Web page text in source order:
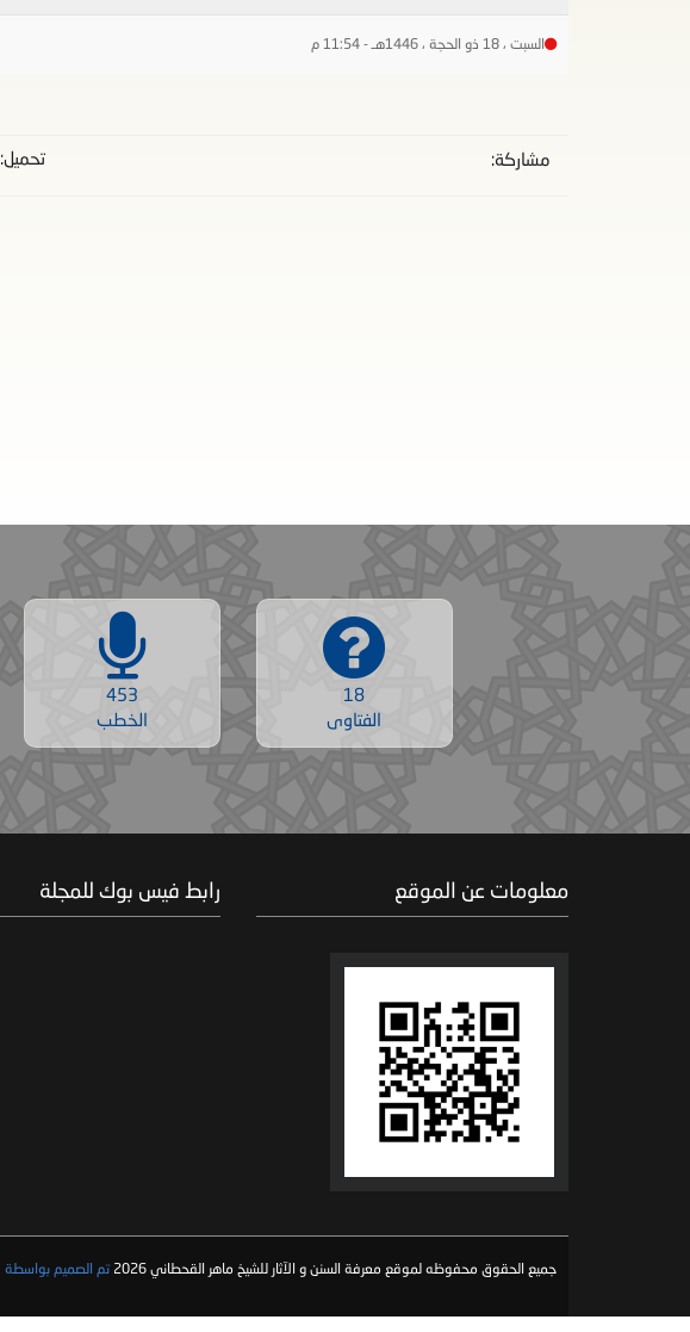
السبت ، 18 ذو الحجة ، 1446هـ - 11:54 م
مشاركة: تحميل:
18
الفتاوى
453
الخطب
معلومات عن الموقع رابط فيس بوك للمجلة
جميع الحقوق محفوظه لموقع معرفة السنن و الآثار للشيخ ماهر القحطاني 2026 تم الصميم بواسطة Sweven